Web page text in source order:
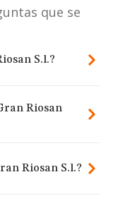
que se
S.l.?
Riosan
Riosan S.l.?